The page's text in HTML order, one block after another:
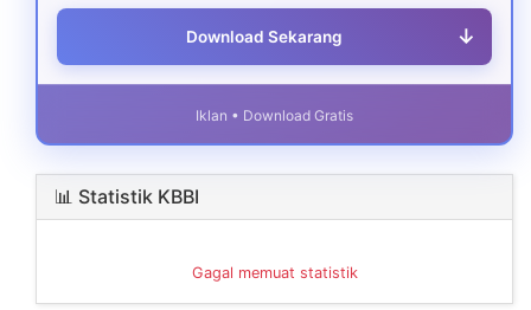
Download Sekarang ↓
Iklan • Download Gratis
📊 Statistik KBBI
Gagal memuat statistik